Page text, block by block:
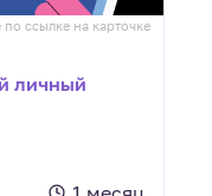
ссылке на карточке
личный